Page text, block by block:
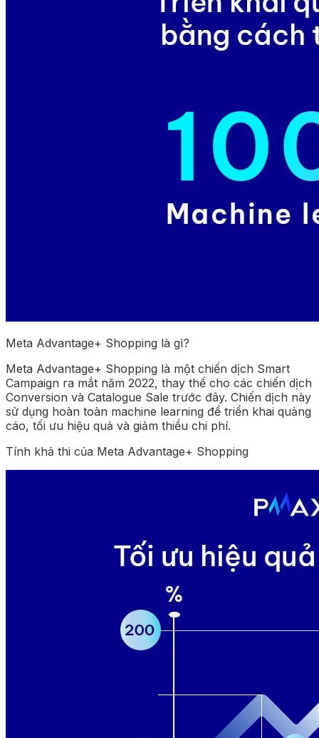
Meta Advantage+ Shopping là gì?
Meta Advantage+ Shopping là một chiến dịch Smart
Campaign ra mắt năm 2022, thay thế cho các chiến dịch
Conversion và Catalogue Sale trước đây. Chiến dịch này
sử dụng hoàn toàn machine learning để triển khai quảng
cáo, tối ưu hiệu quả và giảm thiểu chi phí.
Tính khả thi của Meta Advantage+ Shopping